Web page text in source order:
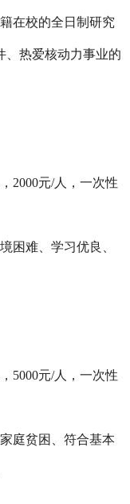
在校的全日制研究
、热爱核动力事业的
2000元/人，一次性
困难、学习优良、
5000元/人，一次性
庭贫困、符合基本